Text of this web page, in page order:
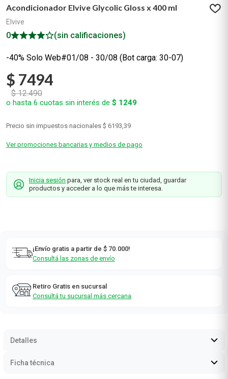
Acondicionador Elvive Glycolic Gloss x 400 ml
Elvive
0 (sin calificaciones)
-40% Solo Web#01/08 - 30/08 (Bot carga: 30-07)
$ 7494
$ 12.490
o hasta 6 cuotas sin interés de $ 1249
Precio sin impuestos nacionales $ 6193,39
Ver promociones bancarias y medios de pago
Inicia sesión para, ver stock real en tu ciudad, guardar
productos y acceder a lo que más te interesa.
¡Envío gratis a partir de $ 70.000!
Consultá las zonas de envío
Retiro Gratis en sucursal
Consultá tu sucursal más cercana
Detalles
Ficha técnica
8.protector solar
9. serum elvive
10
nyx